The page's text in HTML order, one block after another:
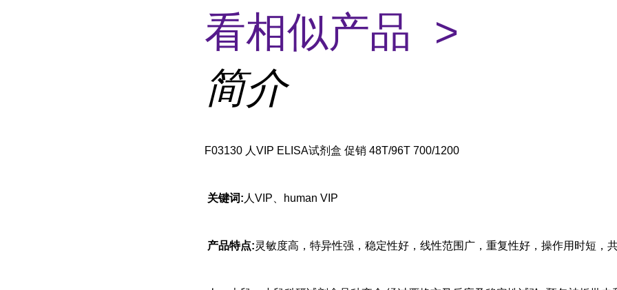
看相似产品 >
简介
F03130 人 VIP ELISA试剂盒 促销 48T/96T 700/1200
关键词: 人VIP、human VIP
产品特点:灵敏度高，特异性强，稳定性好，线性范围广，重复性好，操作用时短，